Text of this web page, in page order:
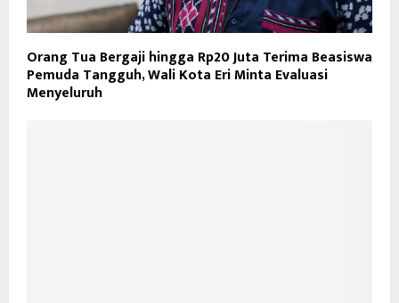
Orang Tua Bergaji hingga Rp20 Juta Terima Beasiswa
Pemuda Tangguh, Wali Kota Eri Minta Evaluasi
Menyeluruh